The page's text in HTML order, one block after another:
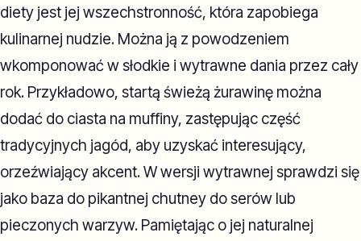
diety jest jej wszechstronność, która zapobiega
kulinarnej nudzie. Można ją z powodzeniem
wkomponować w słodkie i wytrawne dania przez cały
rok. Przykładowo, startą świeżą żurawinę można
dodać do ciasta na muffiny, zastępując część
tradycyjnych jagód, aby uzyskać interesujący,
orzeźwiający akcent. W wersji wytrawnej sprawdzi się
jako baza do pikantnej chutney do serów lub
pieczonych warzyw. Pamiętając o jej naturalnej